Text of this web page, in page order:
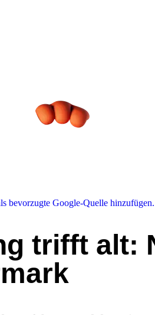
bevorzugte Google-Quelle hinzufügen.
trifft alt: